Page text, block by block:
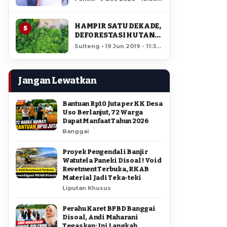
5
HAMPIR SATU DEKADE,
DEFORESTASI HUTAN
LORE LINDU MENCAPAI
Sulteng • 19 Jun 2019 - 11:34
Jangan Lewatkan
Bantuan Rp10 Juta per KK Desa
Uso Berlanjut, 72 Warga
Dapat Manfaat Tahun 2026
Banggai
Proyek Pengendali Banjir
Watutela Paneki Disoal ! Void
Revetment Terbuka, RKAB
Material Jadi Teka-teki
Liputan Khusus
Perahu Karet BPBD Banggai
Disoal, Andi Maharani